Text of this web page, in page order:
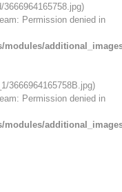
Permission denied in
modules/
3666964165758B.jpg)
Permission denied in
modules/